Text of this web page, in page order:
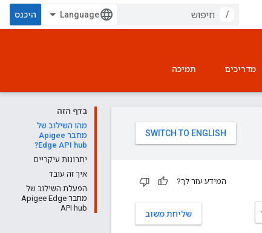
/ היכנס
מדריכים תמיכה
בדף הזה
מהו השילוב של
מחבר Apigee
Edge API hub?
יתרונות עיקריים
איך זה עובד
הפעלת השילוב של
מחבר Apigee Edge
API hub
המידע עזר לך?
שליחת משוב